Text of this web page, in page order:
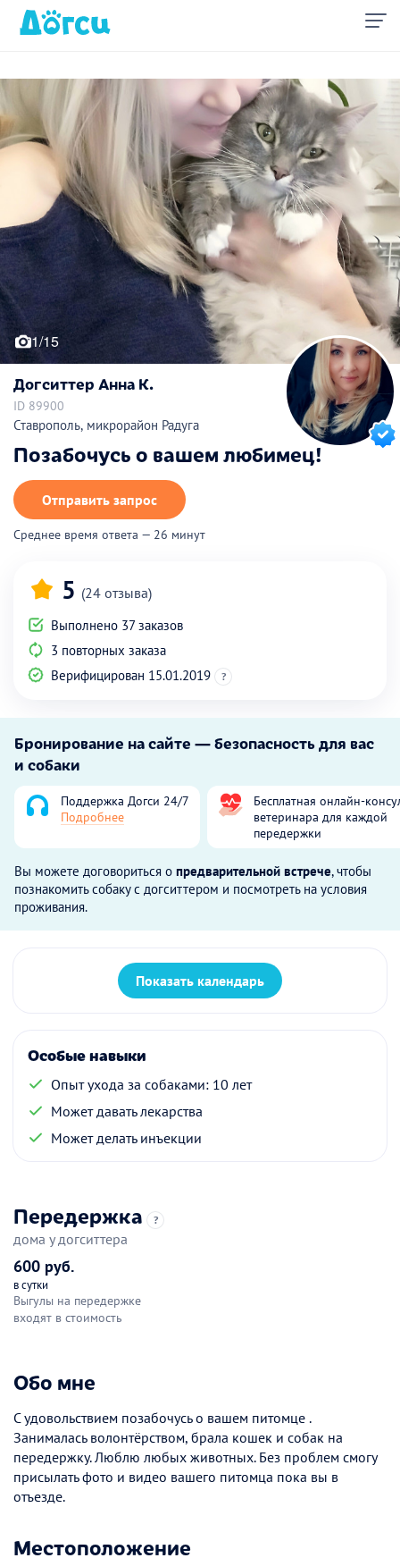
1/15
Догситтер Анна К.
ID 89900
Ставрополь, микрорайон Радуга
Позабочусь о вашем любимец!
Отправить запрос
Среднее время ответа — 26 минут
5 (24 отзыва)
Выполнено 37 заказов
3 повторных заказа
Верифицирован 15.01.2019
?
Бронирование на сайте — безопасность для вас
и собаки
Поддержка Догси 24/7
Подробнее
Бесплатная онлайн-
ветеринара для каждой
передержки
Вы можете договориться о предварительной встрече, чтобы
познакомить собаку с догситтером и посмотреть на условия
проживания.
Показать календарь
Особые навыки
Опыт ухода за собаками: 10 лет
Может давать лекарства
Может делать инъекции
Передержка ?
дома у догситтера
600 руб.
в сутки
Выгулы на передержке
входят в стоимость
Обо мне
С удовольствием позабочусь о вашем питомце .
Занималась волонтёрством, брала кошек и собак на
передержку. Люблю любых животных. Без проблем смогу
присылать фото и видео вашего питомца пока вы в
отъезде.
Местоположение